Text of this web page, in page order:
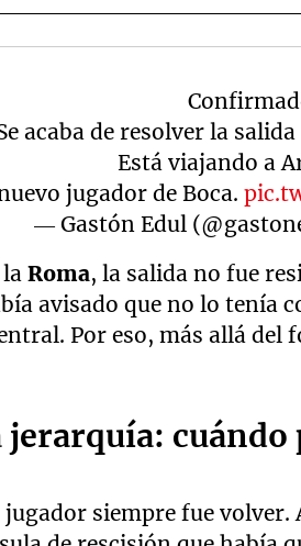
acaba de resolver la
Está viajando a
jugador de Boca.
— Gastón Edul
laRoma, la salida no fue
avisado que no lo tenía
Por eso, más allá
jerarquía:
siempre fue volver.